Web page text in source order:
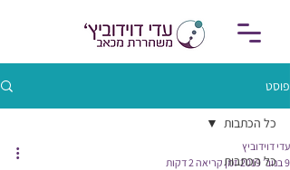
פוסט
כל הכתבות
כל הכתבות
עדי דוידוביץ
9 בנוב׳ 2019
זמן קריאה 2 דקות